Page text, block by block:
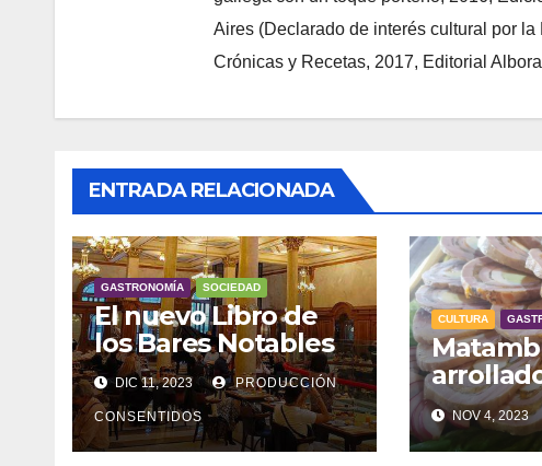
Aires (Declarado de interés cultural por
Crónicas y Recetas, 2017, Editorial
ENTRADA RELACIONADA
GASTRONOMÍA SOCIEDAD
El nuevo Libro de
los Bares Notables
DIC 11, 2023 PRODUCCIÓN
CONSENTIDOS
CULTURA
NOV 4, 2023